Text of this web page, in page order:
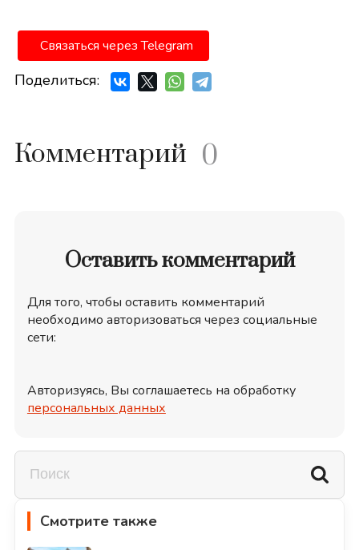
Связаться через Telegram
Поделиться:
Комментарий 0
Оставить комментарий
Для того, чтобы оставить комментарий
необходимо авторизоваться через социальные
сети:
Авторизуясь, Вы соглашаетесь на обработку
персональных данных
Смотрите также